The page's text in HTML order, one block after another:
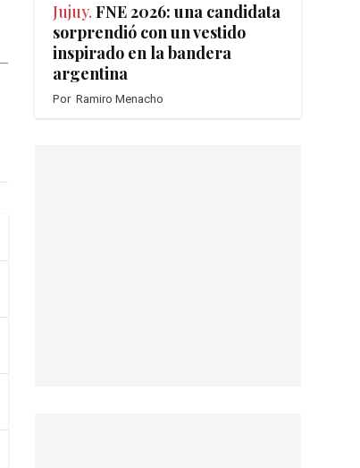
Jujuy. FNE 2026: una candidata
sorprendió con un vestido
inspirado en la bandera
argentina
Por Ramiro Menacho